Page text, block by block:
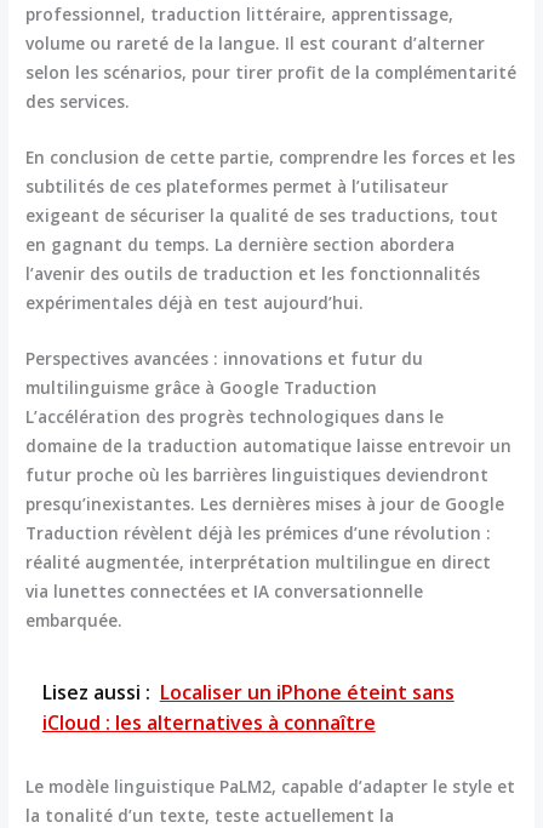
professionnel, traduction littéraire, apprentissage,
volume ou rareté de la langue. Il est courant d’alterner
selon les scénarios, pour tirer profit de la complémentarité
des services.
En conclusion de cette partie, comprendre les forces et les
subtilités de ces plateformes permet à l’utilisateur
exigeant de sécuriser la qualité de ses traductions, tout
en gagnant du temps. La dernière section abordera
l’avenir des outils de traduction et les fonctionnalités
expérimentales déjà en test aujourd’hui.
Perspectives avancées : innovations et futur du
multilinguisme grâce à Google Traduction
L’accélération des progrès technologiques dans le
domaine de la traduction automatique laisse entrevoir un
futur proche où les barrières linguistiques deviendront
presqu’inexistantes. Les dernières mises à jour de Google
Traduction révèlent déjà les prémices d’une révolution :
réalité augmentée, interprétation multilingue en direct
via lunettes connectées et IA conversationnelle
embarquée.
Lisez aussi : Localiser un iPhone éteint sans
iCloud : les alternatives à connaître
Le modèle linguistique PaLM2, capable d’adapter le style et
la tonalité d’un texte, teste actuellement la